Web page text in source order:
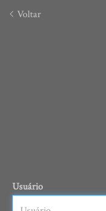
Voltar
Usuário